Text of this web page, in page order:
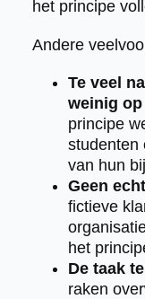
het principe
Andere
Te veel
weinig
principe
studenten
van hun
Geen
fictieve
het
De taak
raken